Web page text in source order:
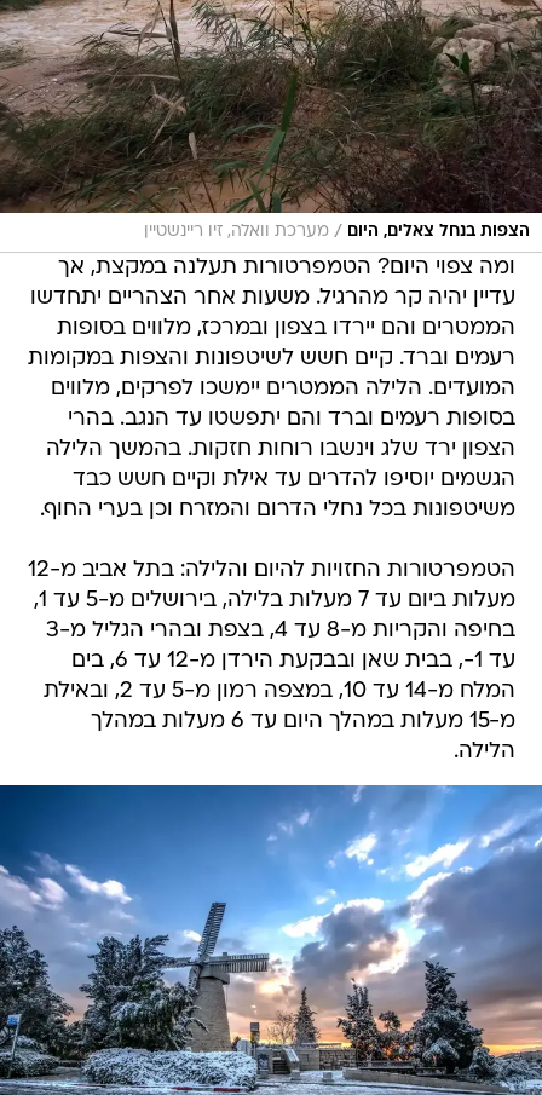
הצפות בנחל צאלים, היום / מערכת וואלה, זיו ריינשטיין
ומה צפוי היום? הטמפרטורות תעלנה במקצת, אך
עדיין יהיה קר מהרגיל. משעות אחר הצהריים יתחדשו
הממטרים והם יירדו בצפון ובמרכז, מלווים בסופות
רעמים וברד. קיים חשש לשיטפונות והצפות במקומות
המועדים. הלילה הממטרים יימשכו לפרקים, מלווים
בסופות רעמים וברד והם יתפשטו עד הנגב. בהרי
הצפון ירד שלג וינשבו רוחות חזקות. בהמשך הלילה
הגשמים יוסיפו להדרים עד אילת וקיים חשש כבד
משיטפונות בכל נחלי הדרום והמזרח וכן בערי החוף.
הטמפרטורות החזויות להיום והלילה: בתל אביב מ-12
מעלות ביום עד 7 מעלות בלילה, בירושלים מ-5 עד 1,
בחיפה והקריות מ-8 עד 4, בצפת ובהרי הגליל מ-3
עד 1-, בבית שאן ובבקעת הירדן מ-12 עד 6, בים
המלח מ-14 עד 10, במצפה רמון מ-5 עד 2, ובאילת
מ-15 מעלות במהלך היום עד 6 מעלות במהלך
הלילה.